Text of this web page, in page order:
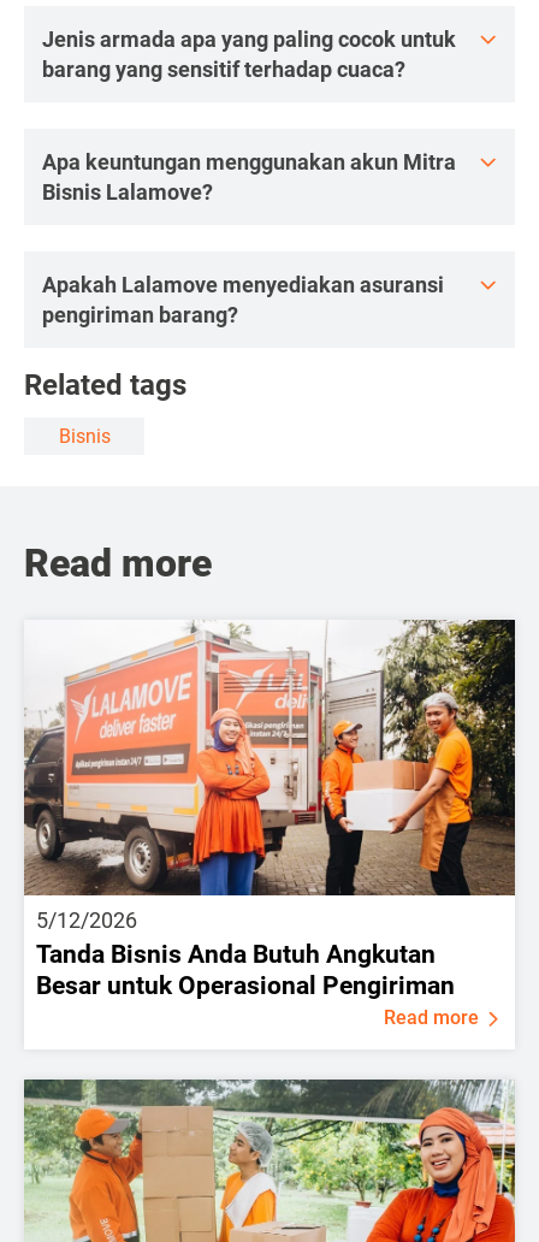
Jenis armada apa yang paling cocok untuk
barang yang sensitif terhadap cuaca?
Apa keuntungan menggunakan akun Mitra
Bisnis Lalamove?
Apakah Lalamove menyediakan asuransi
pengiriman barang?
Related tags
Bisnis
Read more
5/12/2026
Tanda Bisnis Anda Butuh Angkutan
Besar untuk Operasional Pengiriman
Read more